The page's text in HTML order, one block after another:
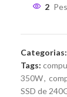
2
Categorias:
Tags:
350W,
SSD de